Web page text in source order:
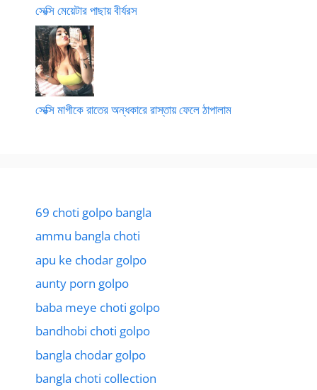
সেক্সি মেয়েটার পাছায় বীর্যরস
সেক্সি মাগীকে রাতের অন্ধকারে রাস্তায় ফেলে ঠাপালাম
69 choti golpo bangla
ammu bangla choti
apu ke chodar golpo
aunty porn golpo
baba meye choti golpo
bandhobi choti golpo
bangla chodar golpo
bangla choti collection